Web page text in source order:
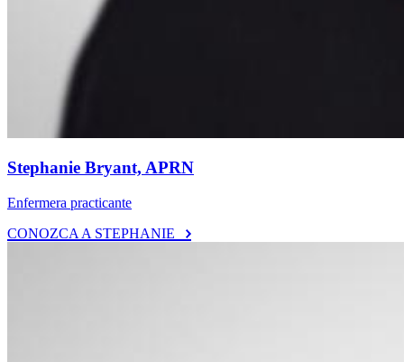
Stephanie Bryant, APRN
Enfermera practicante
CONOZCA A STEPHANIE